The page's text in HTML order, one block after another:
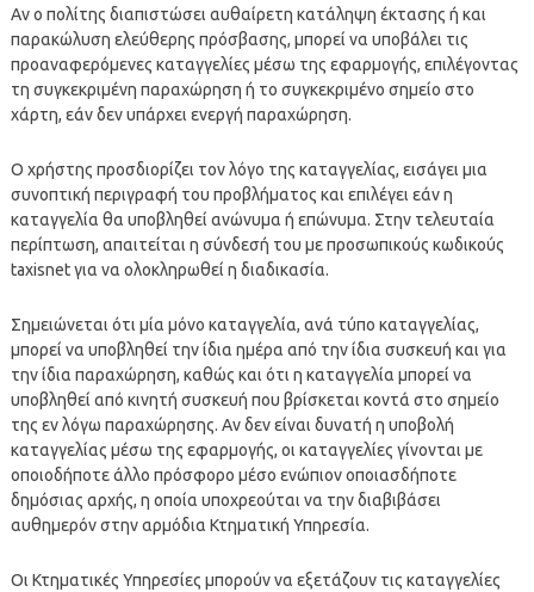
Αν ο πολίτης διαπιστώσει αυθαίρετη κατάληψη έκτασης ή και
παρακώλυση ελεύθερης πρόσβασης, μπορεί να υποβάλει τις
προαναφερόμενες καταγγελίες μέσω της εφαρμογής, επιλέγοντας
τη συγκεκριμένη παραχώρηση ή το συγκεκριμένο σημείο στο
χάρτη, εάν δεν υπάρχει ενεργή παραχώρηση.
Ο χρήστης προσδιορίζει τον λόγο της καταγγελίας, εισάγει μια
συνοπτική περιγραφή του προβλήματος και επιλέγει εάν η
καταγγελία θα υποβληθεί ανώνυμα ή επώνυμα. Στην τελευταία
περίπτωση, απαιτείται η σύνδεσή του με προσωπικούς κωδικούς
taxisnet για να ολοκληρωθεί η διαδικασία.
Σημειώνεται ότι μία μόνο καταγγελία, ανά τύπο καταγγελίας,
μπορεί να υποβληθεί την ίδια ημέρα από την ίδια συσκευή και για
την ίδια παραχώρηση, καθώς και ότι η καταγγελία μπορεί να
υποβληθεί από κινητή συσκευή που βρίσκεται κοντά στο σημείο
της εν λόγω παραχώρησης. Αν δεν είναι δυνατή η υποβολή
καταγγελίας μέσω της εφαρμογής, οι καταγγελίες γίνονται με
οποιοδήποτε άλλο πρόσφορο μέσο ενώπιον οποιασδήποτε
δημόσιας αρχής, η οποία υποχρεούται να την διαβιβάσει
αυθημερόν στην αρμόδια Κτηματική Υπηρεσία.
Οι Κτηματικές Υπηρεσίες μπορούν να εξετάζουν τις καταγγελίες